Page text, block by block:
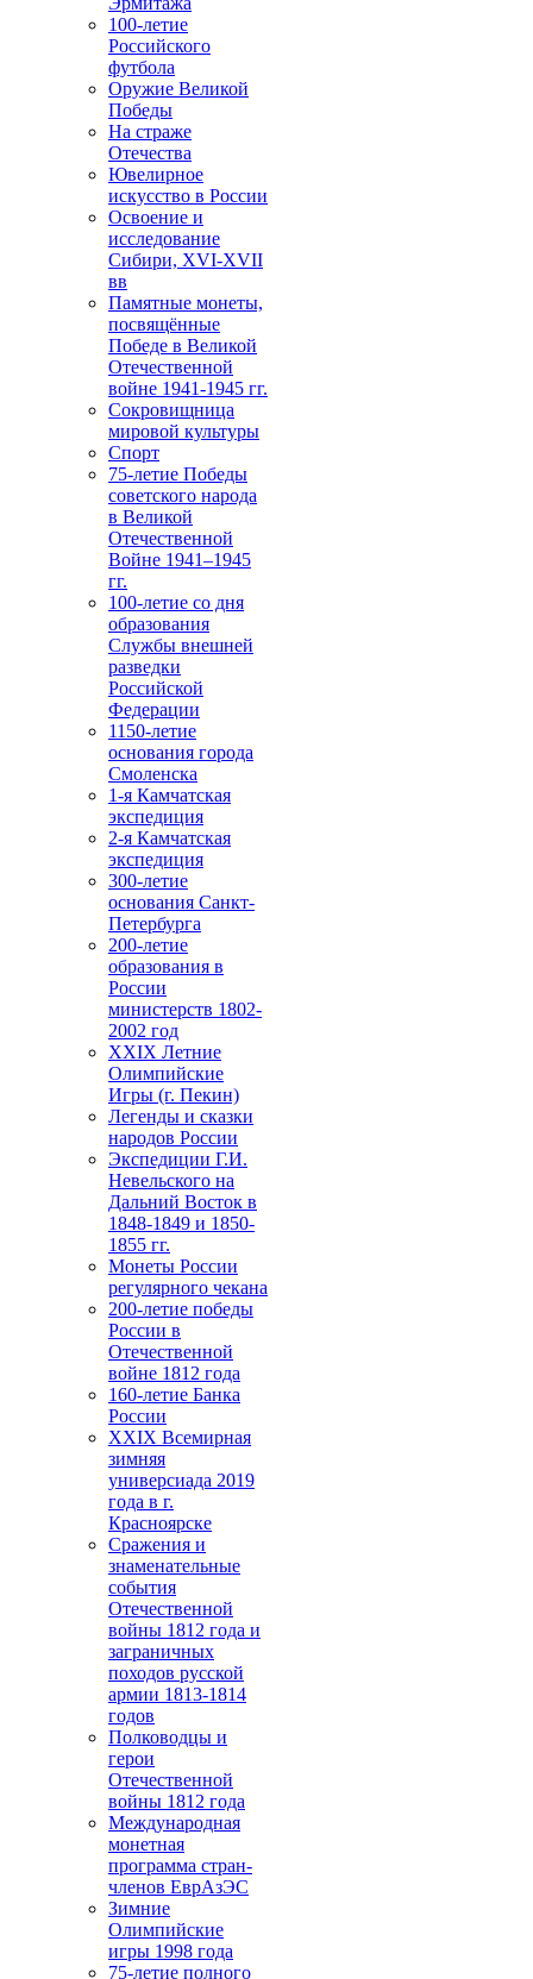
100-летие
Российского
футбола
Оружие Великой
Победы
На страже
Отечества
Ювелирное
искусство в России
Освоение и
исследование
Сибири, XVI-XVII
вв
Памятные монеты,
посвящённые
Победе в Великой
Отечественной
войне 1941-1945 гг.
Сокровищница
мировой культуры
Спорт
75-летие Победы
советского народа
в Великой
Отечественной
Войне 1941–1945
гг.
100-летие со дня
образования
Службы внешней
разведки
Российской
Федерации
1150-летие
основания города
Смоленска
1-я Камчатская
экспедиция
2-я Камчатская
экспедиция
300-летие
основания Санкт-
Петербурга
200-летие
образования в
России
министерств 1802-
2002 год
XXIX Летние
Олимпийские
Игры (г. Пекин)
Легенды и сказки
народов России
Экспедиции Г.И.
Невельского на
Дальний Восток в
1848-1849 и 1850-
1855 гг.
Монеты России
регулярного чекана
200-летие победы
России в
Отечественной
войне 1812 года
160-летие Банка
России
ХХIХ Всемирная
зимняя
универсиада 2019
года в г.
Красноярске
Сражения и
знаменательные
события
Отечественной
войны 1812 года и
заграничных
походов русской
армии 1813-1814
годов
Полководцы и
герои
Отечественной
войны 1812 года
Международная
монетная
программа стран-
членов ЕврАзЭС
Зимние
Олимпийские
игры 1998 года
75-летие полного